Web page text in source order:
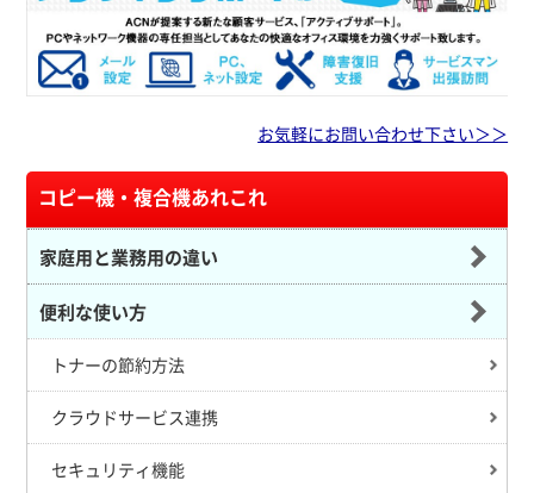
お気軽にお問い合わせ下さい＞＞
コピー機・複合機あれこれ
家庭用と業務用の違い
便利な使い方
トナーの節約方法
クラウドサービス連携
セキュリティ機能